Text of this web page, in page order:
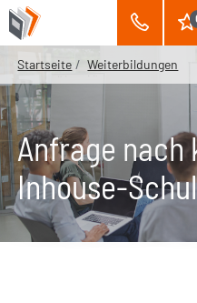
Startseite Weiterbildungen
Anfrage nach
Inhouse-